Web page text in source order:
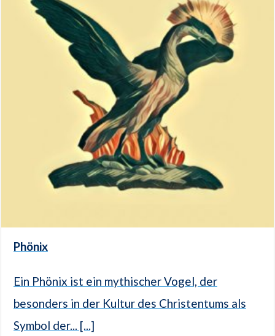
Phönix
Ein Phönix ist ein mythischer Vogel, der
besonders in der Kultur des Christentums als
Symbol der... [...]